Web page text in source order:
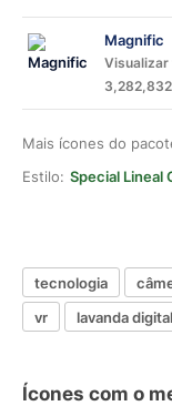
Magnific
3,282,832
Mais ícones do
Estilo: Special Lineal
tecnologia
vr
lavanda digital
Ícones com o